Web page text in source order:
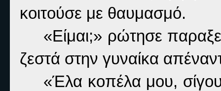
κοιτούσε με θαυμασμό.
«Είμαι;» ρώτησε
ζεστά στην γυναίκα
«Έλα κοπέλα μου,